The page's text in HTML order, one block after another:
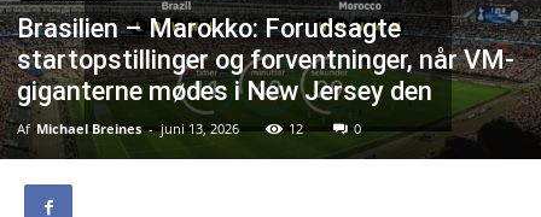
Brasilien – Marokko: Forudsagte
startopstillinger og forventninger, når VM-
giganterne mødes i New Jersey den
Af Michael Breines - juni 13, 2026 12 0